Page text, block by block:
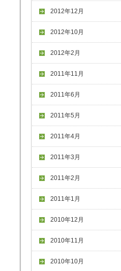
2012年12月
2012年10月
2012年2月
2011年11月
2011年6月
2011年5月
2011年4月
2011年3月
2011年2月
2011年1月
2010年12月
2010年11月
2010年10月